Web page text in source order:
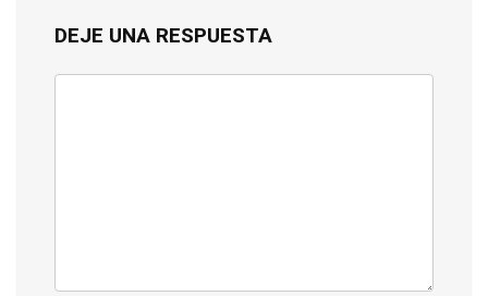
DEJE UNA RESPUESTA